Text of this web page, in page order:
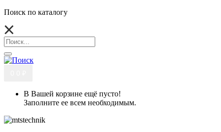
Поиск по каталогу
В Вашей корзине ещё пусто!
Заполните ее всем необходимым.